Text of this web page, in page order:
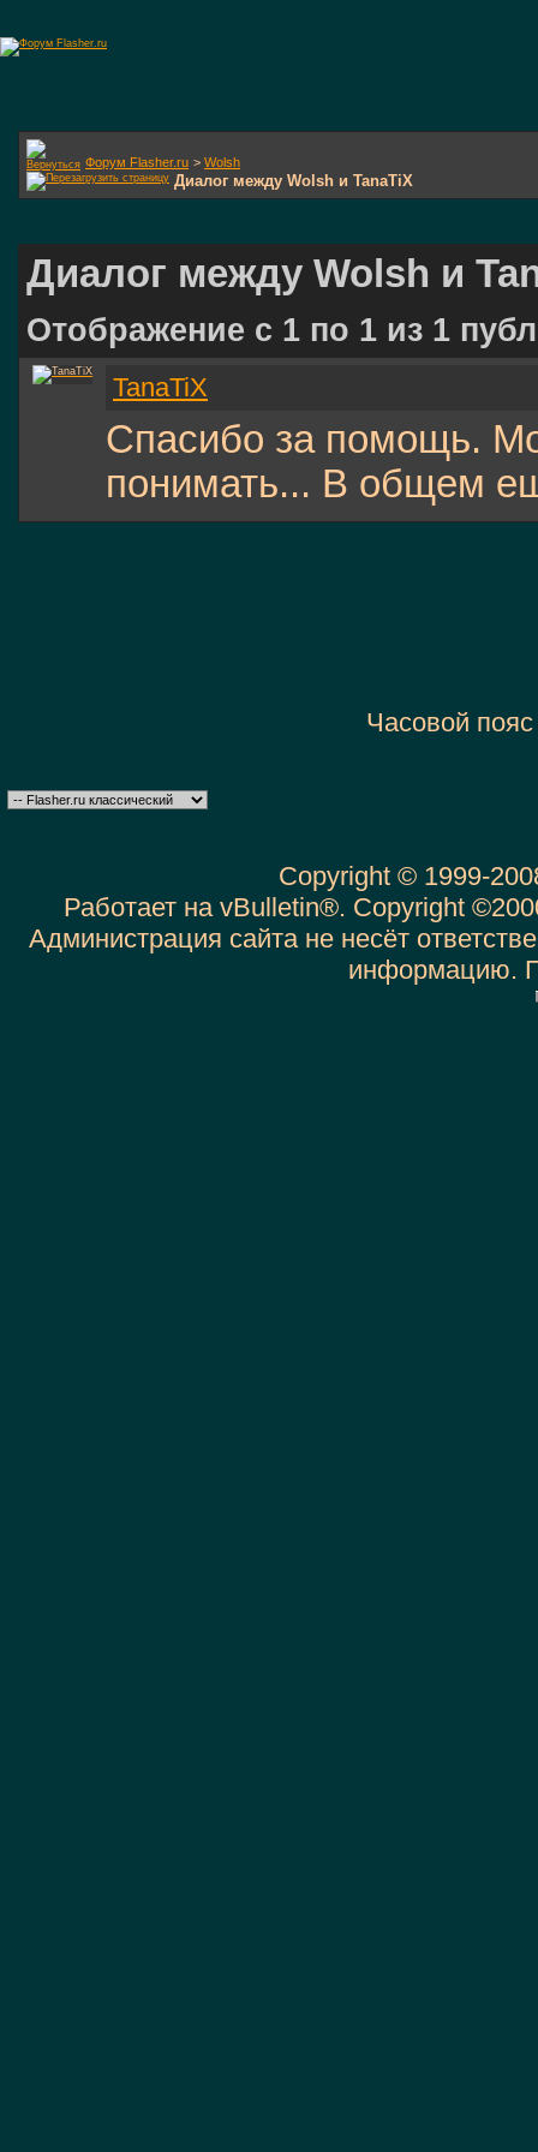
Форум Flasher.ru > Wolsh
Диалог между Wolsh и TanaTiX
Диалог между Wolsh и
Отображение с 1 по 1 из 1
TanaTiX
Спасибо за помощь.
понимать... В общем
Часовой
Copyright © 1999-
Работает на vBulletin®. Copyright
Администрация сайта не несёт
информацию.